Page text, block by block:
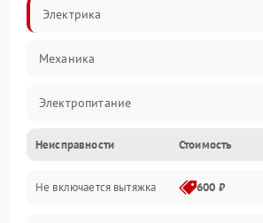
Электрика
Механика
Электропитание
Вентиляция
Освещение
Неисправности Стоимость
Не включается вытяжка 600 ₽